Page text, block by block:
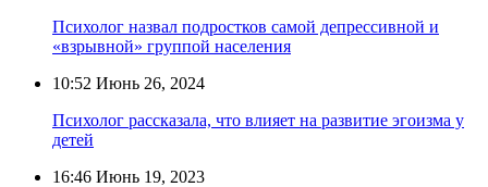
Психолог назвал подростков самой депрессивной и
«взрывной» группой населения
10:52 Июнь 26, 2024
Психолог рассказала, что влияет на развитие эгоизма у
детей
16:46 Июнь 19, 2023